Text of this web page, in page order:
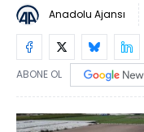
Anadolu Ajansı
ABONE OL